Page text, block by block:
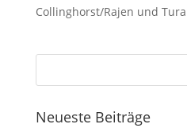
Collinghorst/Rajen und
Neueste Beiträge